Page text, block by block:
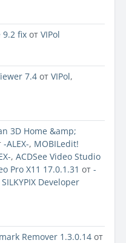
9.2 fix от VIPol
7.4 от VIPol,
3D Home &amp;
-ALEX-, MOBILedit!
, ACDSee Video Studio
Pro X11 17.0.1.31 от -
SILKYPIX Developer
Remover 1.3.0.14 от